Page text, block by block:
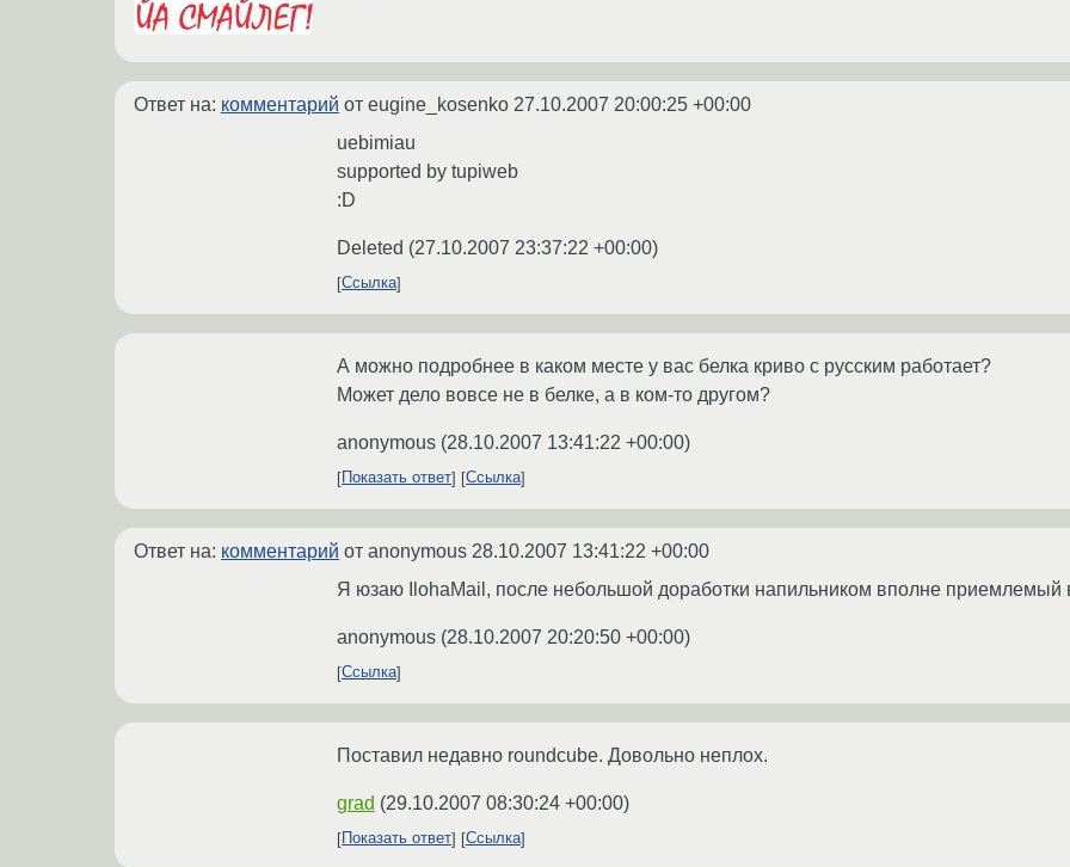
Ответ на: комментарий от eugine_kosenko 27.10.2007 20:00:25 +00:00
uebimiau
supported by tupiweb
:D
Deleted (27.10.2007 23:37:22 +00:00)
Ссылка
А можно подробнее в каком месте у вас белка криво с русским работает?
Может дело вовсе не в белке, а в ком-то другом?
anonymous (28.10.2007 13:41:22 +00:00)
Показать ответ Ссылка
Ответ на: комментарий от anonymous 28.10.2007 13:41:22 +00:00
Я юзаю IlohaMail, после небольшой доработки напильником вполне приемлемый
anonymous (28.10.2007 20:20:50 +00:00)
Ссылка
Поставил недавно roundcube. Довольно неплох.
grad (29.10.2007 08:30:24 +00:00)
Показать ответ Ссылка